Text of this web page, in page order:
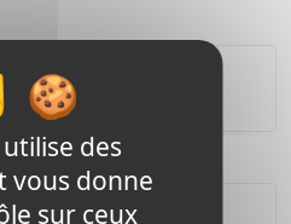
des
vous donne
sur ceux